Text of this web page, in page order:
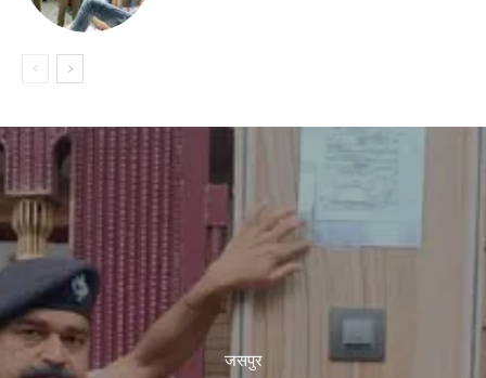
जसपुर